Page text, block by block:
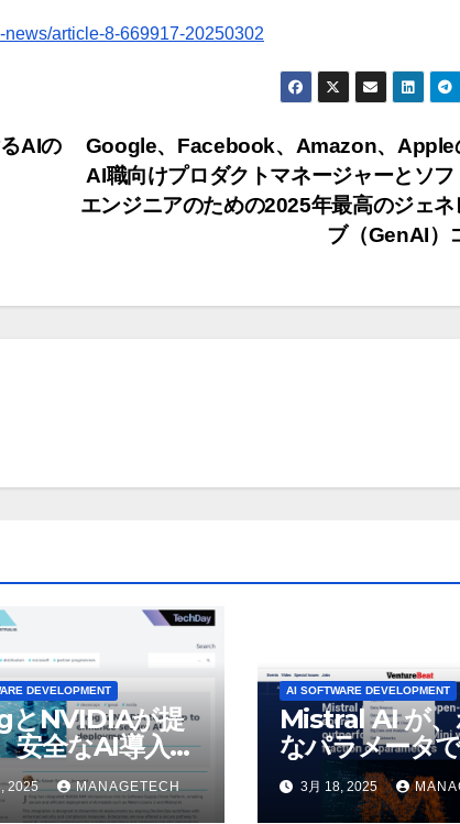
article-8-669917-20250302
Google、Facebook、Amazon、Apple
AI職向けプロダクトマネージャーとソ
エンジニアのための2025年最高のジェネ
ブ（GenAI）
AIの
DEVELOPMENT
とNVIDIAが提
安全なAI導入を
2025 MANAGETECH
AI SOFTWARE DEVELOPMENT
Mistral AI が
なパラメータ
4o Mini を上回
いオープンソ
3月 18, 2025